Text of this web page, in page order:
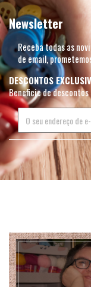
Newsletter
Receba todas as
de email,
DESCONTOS
Beneficie de descontos